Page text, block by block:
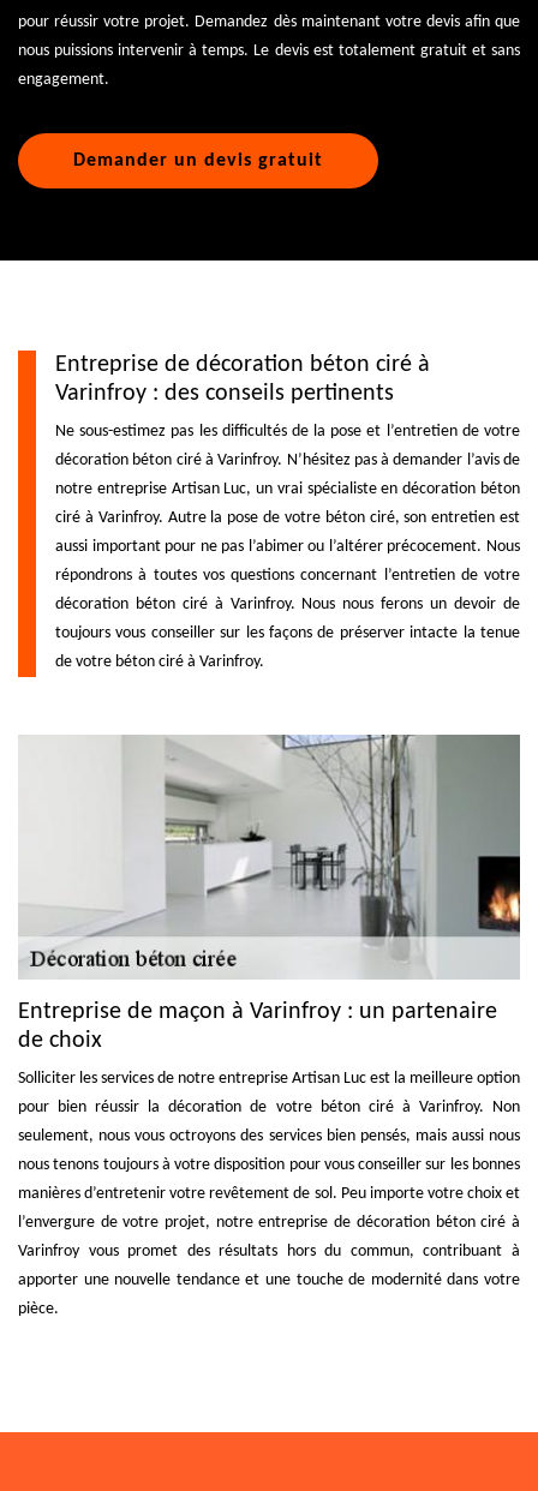
pour réussir votre projet. Demandez dès maintenant votre devis afin que
nous puissions intervenir à temps. Le devis est totalement gratuit et sans
engagement.
Demander un devis gratuit
Entreprise de décoration béton ciré à
Varinfroy : des conseils pertinents
Ne sous-estimez pas les difficultés de la pose et l’entretien de votre
décoration béton ciré à Varinfroy. N’hésitez pas à demander l’avis de
notre entreprise Artisan Luc, un vrai spécialiste en décoration béton
ciré à Varinfroy. Autre la pose de votre béton ciré, son entretien est
aussi important pour ne pas l’abimer ou l’altérer précocement. Nous
répondrons à toutes vos questions concernant l’entretien de votre
décoration béton ciré à Varinfroy. Nous nous ferons un devoir de
toujours vous conseiller sur les façons de préserver intacte la tenue
de votre béton ciré à Varinfroy.
Entreprise de maçon à Varinfroy : un partenaire
de choix
Solliciter les services de notre entreprise Artisan Luc est la meilleure option
pour bien réussir la décoration de votre béton ciré à Varinfroy. Non
seulement, nous vous octroyons des services bien pensés, mais aussi nous
nous tenons toujours à votre disposition pour vous conseiller sur les bonnes
manières d’entretenir votre revêtement de sol. Peu importe votre choix et
l’envergure de votre projet, notre entreprise de décoration béton ciré à
Varinfroy vous promet des résultats hors du commun, contribuant à
apporter une nouvelle tendance et une touche de modernité dans votre
pièce.